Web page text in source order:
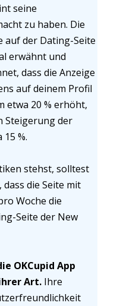
seine
zu haben. Die
auf der Dating-Seite
erwähnt und
dass die Anzeige
auf deinem Profil
etwa 20 % erhöht,
Steigerung der
%.
stehst, solltest
die Seite mit
Woche die
Seite der New
OKCupid App
Art. Ihre